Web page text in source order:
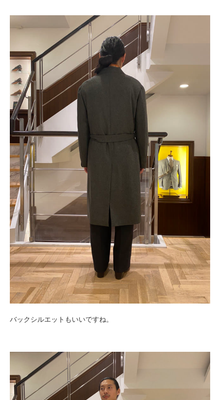
バックシルエットもいいですね。